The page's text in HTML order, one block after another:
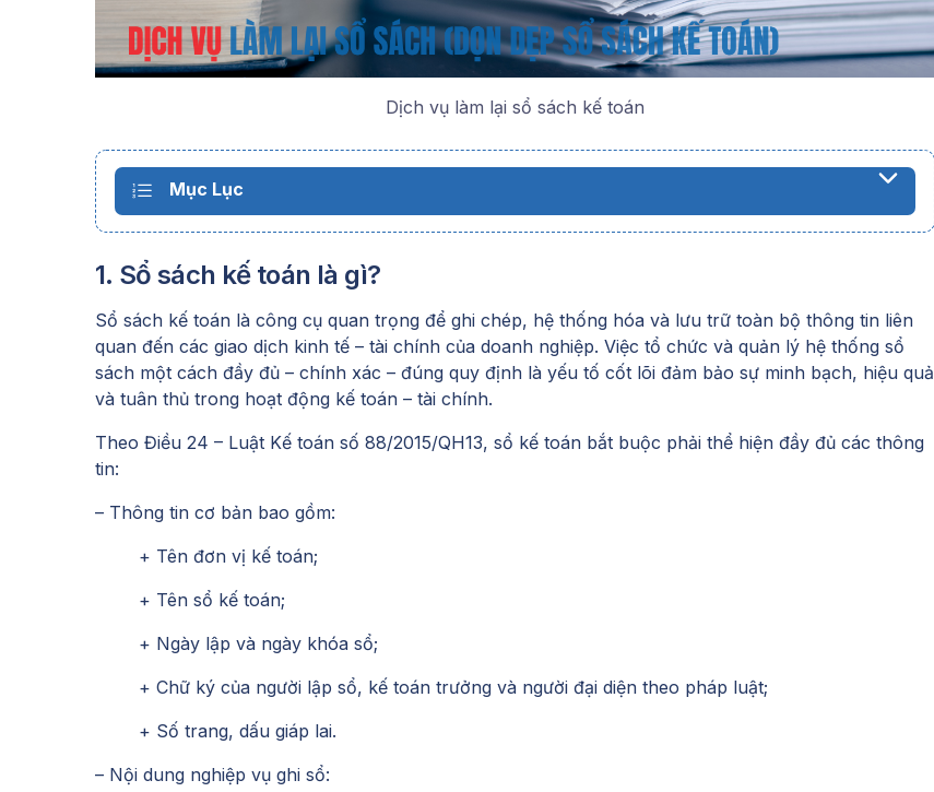
Dịch vụ làm lại sổ sách kế toán
Mục Lục
1. Sổ sách kế toán là gì?
Sổ sách kế toán là công cụ quan trọng để ghi chép, hệ thống hóa và lưu trữ toàn bộ thông tin liên
quan đến các giao dịch kinh tế – tài chính của doanh nghiệp. Việc tổ chức và quản lý hệ thống sổ
sách một cách đầy đủ – chính xác – đúng quy định là yếu tố cốt lõi đảm bảo sự minh bạch, hiệu quả
và tuân thủ trong hoạt động kế toán – tài chính.
Theo Điều 24 – Luật Kế toán số 88/2015/QH13, sổ kế toán bắt buộc phải thể hiện đầy đủ các thông
tin:
– Thông tin cơ bản bao gồm:
+ Tên đơn vị kế toán;
+ Tên sổ kế toán;
+ Ngày lập và ngày khóa sổ;
+ Chữ ký của người lập sổ, kế toán trưởng và người đại diện theo pháp luật;
+ Số trang, dấu giáp lai.
– Nội dung nghiệp vụ ghi sổ: